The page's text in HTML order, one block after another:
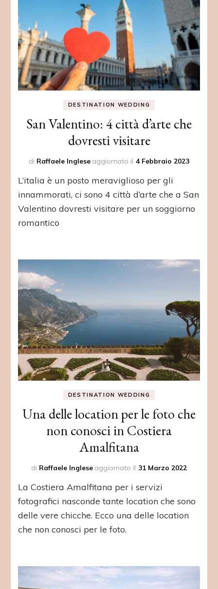
DESTINATION WEDDING
San Valentino: 4 città d’arte che
dovresti visitare
di Raffaele Inglese aggiornato il 4 Febbraio 2023
L’italia è un posto meraviglioso per gli
innammorati, ci sono 4 città d’arte che a San
Valentino dovresti visitare per un soggiorno
romantico
DESTINATION WEDDING
Una delle location per le foto che
non conosci in Costiera
Amalfitana
di Raffaele Inglese aggiornato il 31 Marzo 2022
La Costiera Amalfitana per i servizi
fotografici nasconde tante location che sono
delle vere chicche. Ecco una delle location
che non conosci per le foto.